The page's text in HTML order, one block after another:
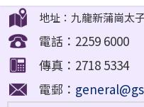
地址：九龍新蒲崗太
電話：2259 6000
傳真：2718 5334
電郵：